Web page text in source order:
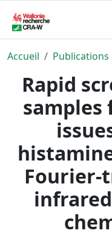
Accueil Publications
Rapid
samples
Fourier-
infrared